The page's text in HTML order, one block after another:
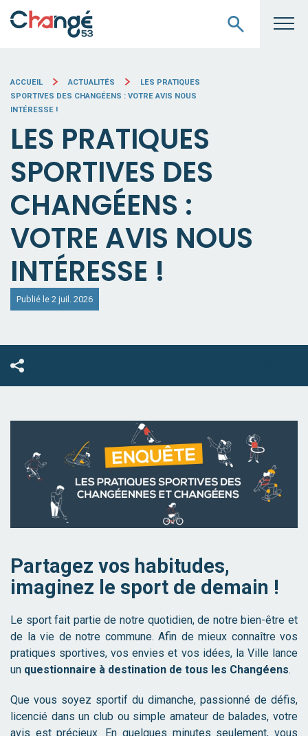
ACCUEIL ACTUALITÉS
LES PRATIQUES
SPORTIVES DES CHANGÉENS : VOTRE AVIS NOUS
INTÉRESSE !
LES PRATIQUES
SPORTIVES DES
CHANGÉENS :
VOTRE AVIS NOUS
INTÉRESSE !
Publié le 2 juil. 2026
Partagez vos habitudes,
imaginez le sport de demain !
Le sport fait partie de notre quotidien, de notre bien-être et
de la vie de notre commune. Afin de mieux connaître vos
pratiques sportives, vos envies et vos idées, la Ville lance
un questionnaire à destination de tous les Changéens.
Que vous soyez sportif du dimanche, passionné de défis,
licencié dans un club ou simple amateur de balades, votre
avis est précieux. En quelques minutes seulement, vous